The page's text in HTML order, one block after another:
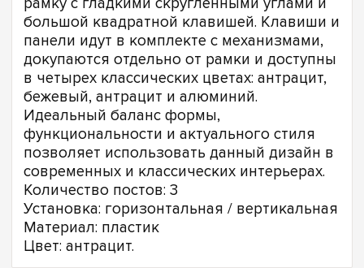
большой квадратной клавишей. Клавиши и
панели идут в комплекте с механизмами,
докупаются отдельно от рамки и доступны
в четырех классических цветах: антрацит,
бежевый, антрацит и алюминий.
Идеальный баланс формы,
функциональности и актуального стиля
позволяет использовать данный дизайн в
современных и классических интерьерах.
Количество постов: 3
Установка: горизонтальная / вертикальная
Материал: пластик
Цвет: антрацит.